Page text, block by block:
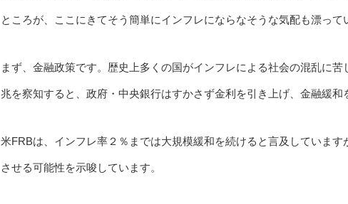
ところが、ここにきてそう簡単にインフレにならなそうな気配も漂って
まず、金融政策です。歴史上多くの国がインフレによる社会の混乱に
兆を察知すると、政府・中央銀行はすかさず金利を引き上げ、金融緩和
米FRBは、インフレ率２％までは大規模緩和を続けると言及していま
させる可能性を示唆しています。